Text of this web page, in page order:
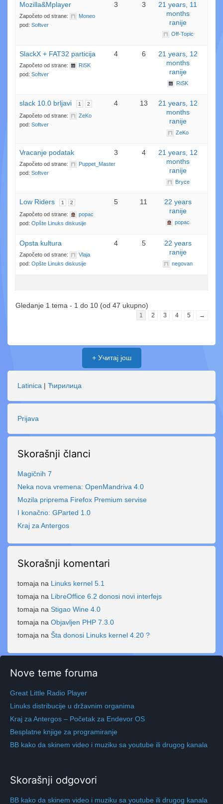
Mozilla&Mplayer
Započeto od strane:
Moneo
pod: Softver
3 3
21 years, 11
months
ranije
Off-Topic
SlackX + FAT32 particija
Započeto od strane:
RiSK
pod: Softver
4 6
21 years, 12
months
ranije
RiSK
slack 10.0 brljavi 1 2
Započeto od strane:
ZeKo
pod: Softver
4 13
21 years, 12
months
ranije
ZeKo
Vracanje podatak
Započeto od strane:
Puppet_Master
pod: Softver
3 4
21 years, 12
months
ranije
Bryce
Low Riders 1 2
Započeto od strane:
popac
pod: Opšte Linuks diskusije
5 11
22 years
ranije
popac
Opsta kultura
Započeto od strane:
Vlaja
pod: Opšte Linuks diskusije
4 5
22 years
ranije
negovan
Gledanje 1 tema - 1 do 10 (od 47 ukupno)
1 2 3 4 5 →
+ Учитај још
Latinica | Ћирилица
Prijava
Skorašnji članci
Magičnih 7
Neka nova vremena: OpenMandriva 4.0
Mozila priprema Firefox Premium servise
I konačno: GParted 1.0
Kraj za Antergos
Skorašnji komentari
tomaja na Linuks kernel 5.1
tomaja na LibreOffice 6.2 donosi novi interfejs
tomaja na Stigao Wine 4.0
tomaja na Objavljen PHP 7.3.0
tomaja na Šta donosi Linuks kernel 4.20 ?
Nove teme foruma
Great Little Radio Player
Linuks distribucije u državnim organima
Kraj za Antergos – Početak za Endevor OS
Besplatne knjige za programiranje
BB kako da skinem video i muziku sa youtube ili drugog kanala
Skorašnji odgovori
BB kako da skinem video i muziku sa youtube ili drugog kanala